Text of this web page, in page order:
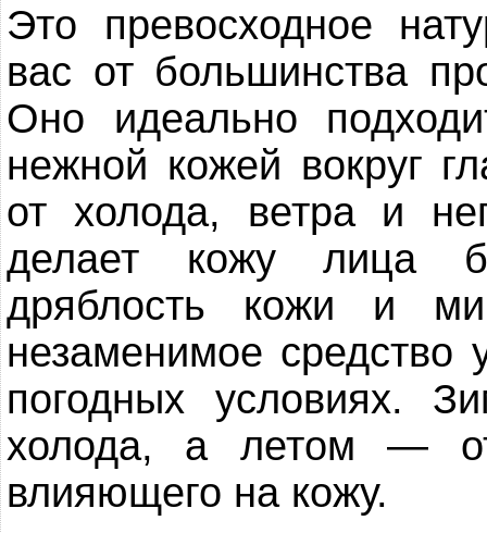
Это превосходное
вас от большинства
Оно идеально
нежной кожей вокруг
от холода, ветра и
делает кожу лица
дряблость кожи и
незаменимое средство
погодных условиях.
холода, а летом — от
влияющего на кожу.